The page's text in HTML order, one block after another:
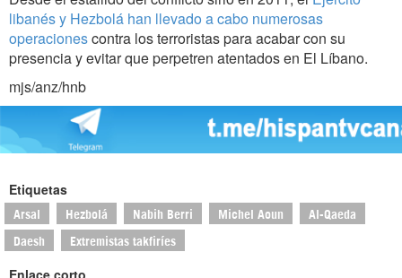
libanés y Hezbolá han llevado a cabo numerosas
operacionescontra los terroristas para acabar con su
presencia y evitar que perpetren atentados en El Líbano.
mjs/anz/hnb
Etiquetas
Arsal Hezbolá Nabih Berri Michel Aoun Al-Qaeda
Daesh Extremistas takfiríes
Enlace corto